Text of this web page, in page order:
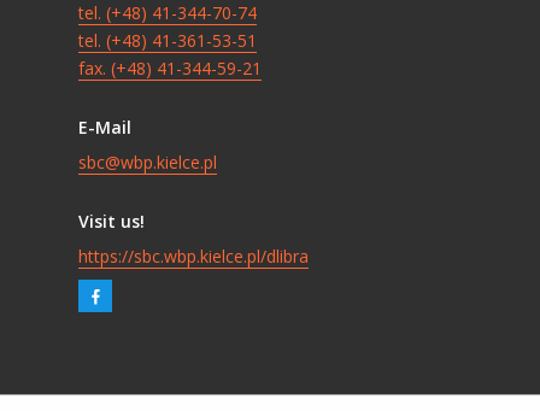
tel. (+48) 41-344-70-74
tel. (+48) 41-361-53-51
fax. (+48) 41-344-59-21
E-Mail
sbc@wbp.kielce.pl
Visit us!
https://sbc.wbp.kielce.pl/dlibra